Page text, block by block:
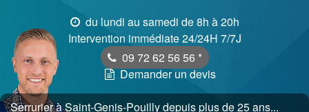
du lundi au samedi de 8h à 20h
Intervention immédiate 24/24H 7/7J
09 72 62 56 56 *
Demander un devis
Serrurier à Saint-Genis-Pouilly depuis plus de 25 ans...